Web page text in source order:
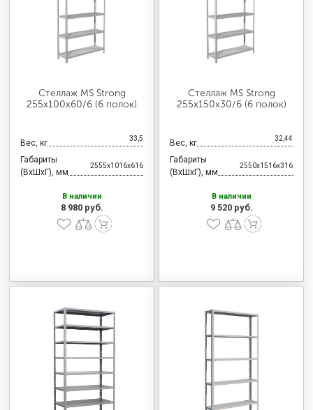
Стеллаж MS Strong
255х100х60/6 (6 полок)
Вес, кг 33,5
Габариты
(ВхШхГ), мм
2555x1016x616
В наличии
8 980 руб.
Стеллаж MS Strong
255х150х30/6 (6 полок)
Вес, кг 32,44
Габариты
(ВхШхГ), мм
2550x1516x316
В наличии
9 520 руб.